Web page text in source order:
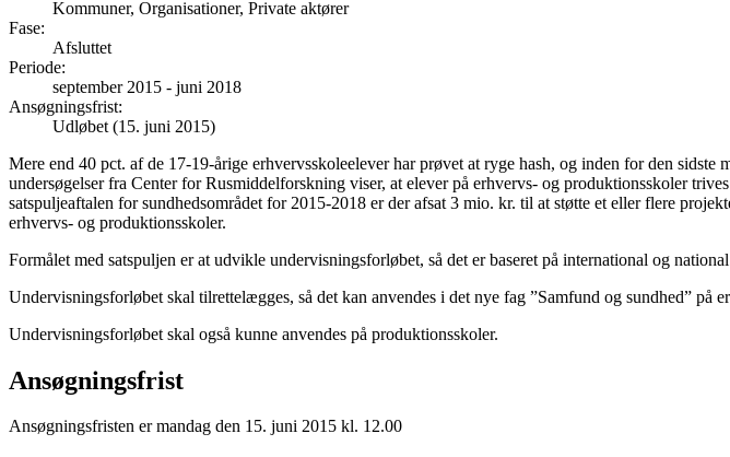
Kommuner, Organisationer, Private aktører
Fase:
Afsluttet
Periode:
september 2015 - juni 2018
Ansøgningsfrist:
Udløbet (15. juni 2015)
Mere end 40 pct. af de 17-19-årige erhvervsskoleelever har prøvet at ryge hash, og inden for den
undersøgelser fra Center for Rusmiddelforskning viser, at elever på erhvervs- og produktionsskoler
satspuljeaftalen for sundhedsområdet for 2015-2018 er der afsat 3 mio. kr. til at støtte et eller flere
erhvervs- og produktionsskoler.
Formålet med satspuljen er at udvikle undervisningsforløbet, så det er baseret på international og
Undervisningsforløbet skal tilrettelægges, så det kan anvendes i det nye fag ”Samfund og sundhed” på
Undervisningsforløbet skal også kunne anvendes på produktionsskoler.
Ansøgningsfrist
Ansøgningsfristen er mandag den 15. juni 2015 kl. 12.00